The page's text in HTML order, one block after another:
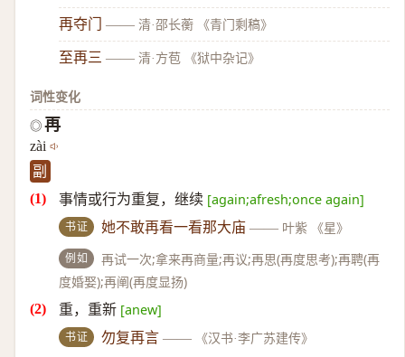
再夺门 —— 清·邵长蘅 《青门剩稿》
至再三 —— 清·方苞 《狱中杂记》
词性变化
◎ 再
zài
副
事情或行为重复，继续 [again;afresh;once again]
书证 她不敢再看一看那大庙 —— 叶紫 《星》
例如
再试一次;拿来再商量;再议;再思(再度思考);再聘(再
度婚娶);再阐(再度显扬)
重，重新 [anew]
书证 勿复再言 —— 《汉书·李广苏建传》